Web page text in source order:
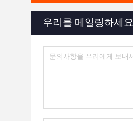
우리를 메일링하세요